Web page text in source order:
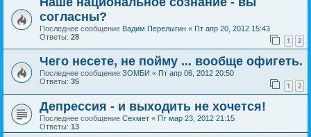
согласны?
Последнее сообщение Вадим Перелыгин « Пт апр 20, 2012 15:43
Ответы: 28 1 2
Чего несете, не пойму ... вообще офигеть.
Последнее сообщение ЗОМБИ « Пт апр 06, 2012 20:50
Ответы: 35 1 2
Депрессия - и выходить не хочется!
Последнее сообщение Сехмет « Пт мар 23, 2012 21:15
Ответы: 13